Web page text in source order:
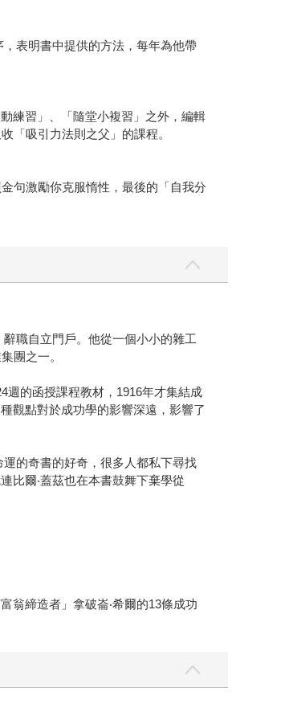
表明書中提供的方法，每年為他帶
練習」、「隨堂小複習」之外，編輯
「吸引力法則之父」的課程。
句激勵你克服惰性，最後的「自我分
職自立門戶。他從一個小小的雜工
團之一。
週的函授課程教材，1916年才集結成
觀點對於成功學的影響深遠，影響了
的奇書的好奇，很多人都私下尋找
比爾‧蓋茲也在本書鼓舞下棄學從
翁締造者」拿破崙‧希爾的13條成功